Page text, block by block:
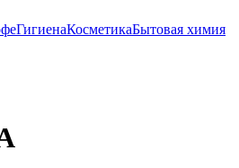
ГигиенаКосметикаБытовая химия